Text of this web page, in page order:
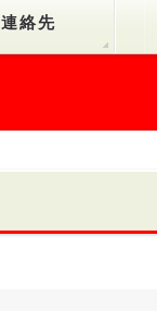
連絡先